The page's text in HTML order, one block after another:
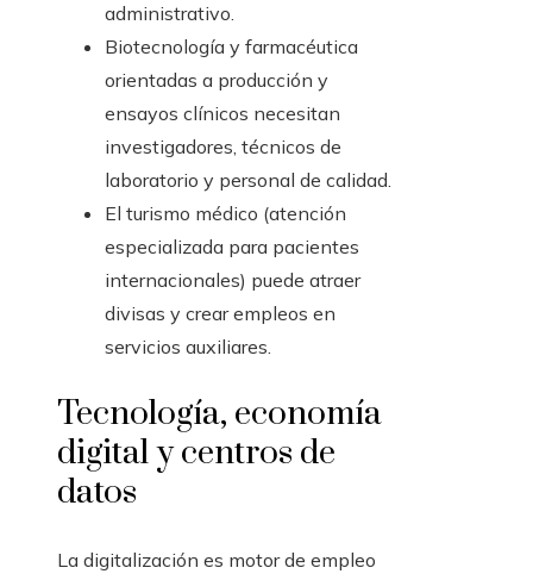
administrativo.
Biotecnología y farmacéutica
orientadas a producción y
ensayos clínicos necesitan
investigadores, técnicos de
laboratorio y personal de calidad.
El turismo médico (atención
especializada para pacientes
internacionales) puede atraer
divisas y crear empleos en
servicios auxiliares.
Tecnología, economía
digital y centros de
datos
La digitalización es motor de empleo